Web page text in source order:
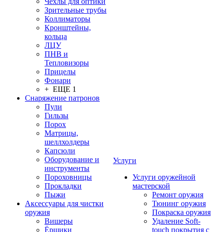
Зрительные трубы
Коллиматоры
Кронштейны,
кольца
ЛЦУ
ПНВ и
Тепловизоры
Прицелы
Фонари
+ ЕЩЕ 1
Снаряжение патронов
Пули
Гильзы
Порох
Матрицы,
шеллхолдеры
Капсюли
Оборудование и
инструменты
Пороховницы
Прокладки
Пыжи
Аксессуары для чистки
оружия
Вишеры
Ёршики
Услуги
Услуги оружейной
мастерской
Ремонт оружия
Тюнинг оружия
Покраска оружия
Удаление Soft-
touch покрытия с